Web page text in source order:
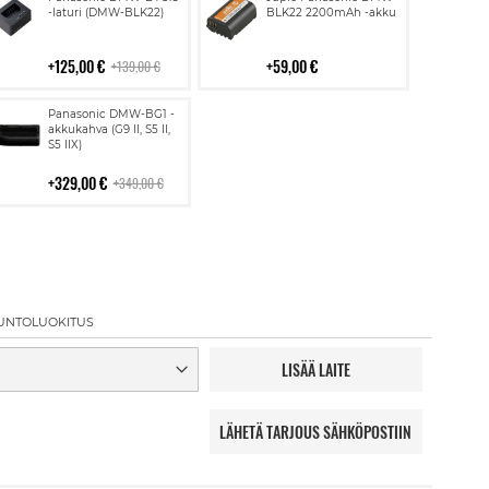
-laturi (DMW-BLK22)
125,00 € 139,00 €
ostoskoriin
BLK22 2200mAh -akku
59,00 €
ostoskoriin
Panasonic DMW-BG1 -
akkukahva (G9 II, S5 II,
S5 IIX)
329,00 € 349,00 €
Lisää
ostoskoriin
LISÄÄ LAITE
LÄHETÄ TARJOUS SÄHKÖPOSTIIN